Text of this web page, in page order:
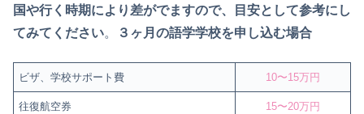
国や行く時期により差がでますので、目安として参考にし
てみてください。 ３ヶ月の語学学校を申し込む場合
ビザ、学校サポート費 10〜15万円
往復航空券 15〜20万円